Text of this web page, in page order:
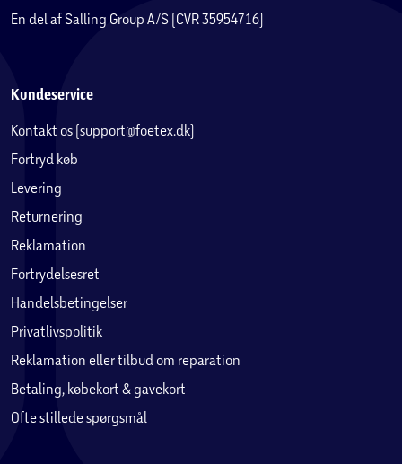
En del af Salling Group A/S (CVR 35954716)
Kundeservice
Kontakt os (support@foetex.dk)
Fortryd køb
Levering
Returnering
Reklamation
Fortrydelsesret
Handelsbetingelser
Privatlivspolitik
Reklamation eller tilbud om reparation
Betaling, købekort & gavekort
Ofte stillede spørgsmål